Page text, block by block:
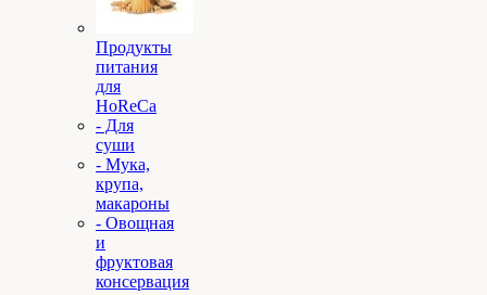
Продукты
питания
для
HoReCa
- Для
суши
- Мука,
крупа,
макароны
- Овощная
и
фруктовая
консервация